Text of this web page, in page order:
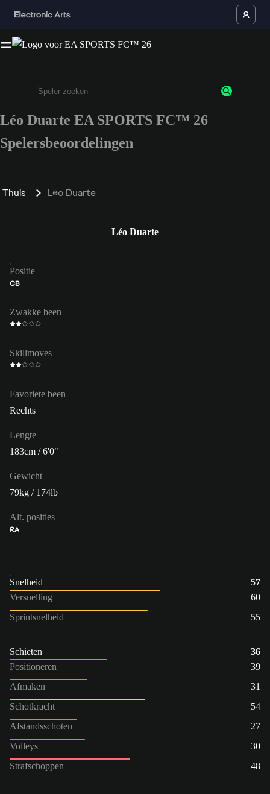
Enter a minimum of 3 characters or numbers
Léo Duarte EA SPORTS FC™ 26
Spelersbeoordelingen
Thuis Léo Duarte
Léo Duarte
Positie
CB
Zwakke been
Skillmoves
Favoriete been
Rechts
Lengte
183cm / 6'0"
Gewicht
79kg / 174lb
Alt. posities
RA
Snelheid
57
Versnelling
60
Sprintsnelheid
55
Schieten
36
Positioneren
39
Afmaken
31
Schotkracht
54
Afstandsschoten
27
Volleys
30
Strafschoppen
48